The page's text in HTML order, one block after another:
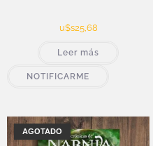
u$s25,68
Leer más
NOTIFICARME
AGOTADO